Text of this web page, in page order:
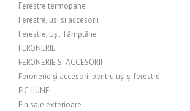
Ferestre termopane
Ferestre, usi si accesorii
Ferestre, Uși, Tâmplărie
FERONERIE
FERONERIE SI ACCESORII
Feronerie și accesorii pentru uși și ferestre
FICȚIUNE
Finisaje exterioare